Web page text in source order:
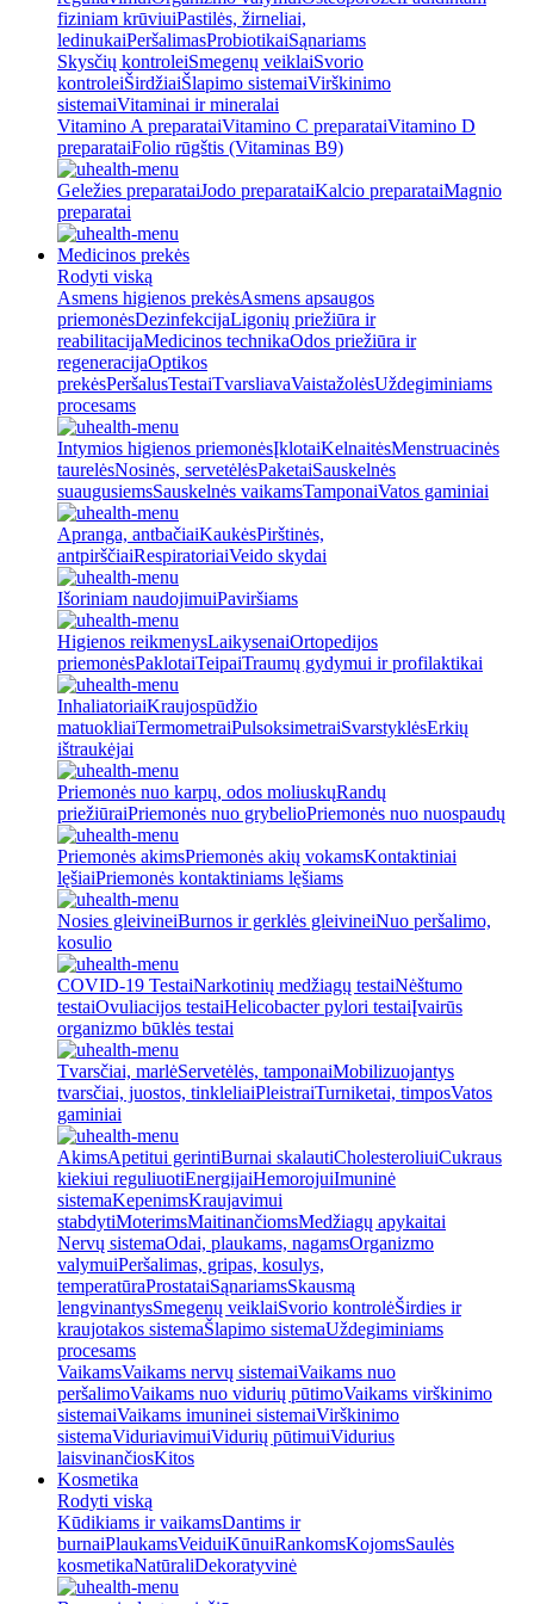
fiziniam krūviuiPastilės, žirneliai,
ledinukaiPeršalimasProbiotikaiSąnariams
Skysčių kontroleiSmegenų veiklaiSvorio
kontroleiŠirdžiaiŠlapimo sistemaiVirškinimo
sistemaiVitaminai ir mineralai
Vitamino A preparataiVitamino C preparataiVitamino D
preparataiFolio rūgštis (Vitaminas B9)
Geležies preparataiJodo preparataiKalcio preparataiMagnio
preparatai
Medicinos prekės
Rodyti viską
Asmens higienos prekėsAsmens apsaugos
priemonėsDezinfekcijaLigonių priežiūra ir
reabilitacijaMedicinos technikaOdos priežiūra ir
regeneracijaOptikos
prekėsPeršalusTestaiTvarsliavaVaistažolėsUždegiminiams
procesams
Intymios higienos priemonėsĮklotaiKelnaitėsMenstruacinės
taurelėsNosinės, servetėlėsPaketaiSauskelnės
suaugusiemsSauskelnės vaikamsTamponaiVatos gaminiai
Apranga, antbačiaiKaukėsPirštinės,
antpirščiaiRespiratoriaiVeido skydai
Išoriniam naudojimuiPaviršiams
Higienos reikmenysLaikysenaiOrtopedijos
priemonėsPaklotaiTeipaiTraumų gydymui ir profilaktikai
InhaliatoriaiKraujospūdžio
matuokliaiTermometraiPulsoksimetraiSvarstyklėsErkių
ištraukėjai
Priemonės nuo karpų, odos moliuskųRandų
priežiūraiPriemonės nuo grybelioPriemonės nuo nuospaudų
Priemonės akimsPriemonės akių vokamsKontaktiniai
lęšiaiPriemonės kontaktiniams lęšiams
Nosies gleivineiBurnos ir gerklės gleivineiNuo peršalimo,
kosulio
COVID-19 TestaiNarkotinių medžiagų testaiNėštumo
testaiOvuliacijos testaiHelicobacter pylori testaiĮvairūs
organizmo būklės testai
Tvarsčiai, marlėServetėlės, tamponaiMobilizuojantys
tvarsčiai, juostos, tinkleliaiPleistraiTurniketai, timposVatos
gaminiai
AkimsApetitui gerintiBurnai skalautiCholesteroliuiCukraus
kiekiui reguliuotiEnergijaiHemorojuiImuninė
sistemaKepenimsKraujavimui
stabdytiMoterimsMaitinančiomsMedžiagų apykaitai
Nervų sistemaOdai, plaukams, nagamsOrganizmo
valymuiPeršalimas, gripas, kosulys,
temperatūraProstataiSąnariamsSkausmą
lengvinantysSmegenų veiklaiSvorio kontrolėŠirdies ir
kraujotakos sistemaŠlapimo sistemaUždegiminiams
procesams
VaikamsVaikams nervų sistemaiVaikams nuo
peršalimoVaikams nuo vidurių pūtimoVaikams virškinimo
sistemaiVaikams imuninei sistemaiVirškinimo
sistemaViduriavimuiVidurių pūtimuiVidurius
laisvinančiosKitos
Kosmetika
Rodyti viską
Kūdikiams ir vaikamsDantims ir
burnaiPlaukamsVeiduiKūnuiRankomsKojomsSaulės
kosmetikaNatūraliDekoratyvinė